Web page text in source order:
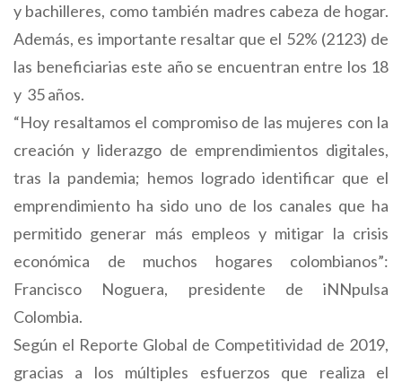
y bachilleres, como también madres cabeza de hogar.
Además, es importante resaltar que el 52% (2123) de
las beneficiarias este año se encuentran entre los 18
y 35 años.
“Hoy resaltamos el compromiso de las mujeres con la
creación y liderazgo de emprendimientos digitales,
tras la pandemia; hemos logrado identificar que el
emprendimiento ha sido uno de los canales que ha
permitido generar más empleos y mitigar la crisis
económica de muchos hogares colombianos”:
Francisco Noguera, presidente de iNNpulsa
Colombia.
Según el Reporte Global de Competitividad de 2019,
gracias a los múltiples esfuerzos que realiza el